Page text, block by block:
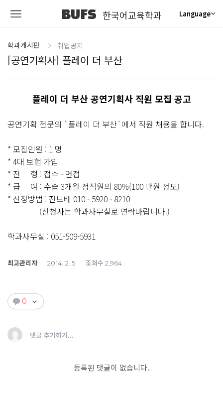
BUFS 한국어교육학과 Language
학과게시판 취업공지
[공연기획사] 플레이 더 부산
플레이 더 부산 공연기획사 직원 모집 공고
공연기획 전문의 `플레이 더 부산`에서 직원 채용을 합니다.
* 모집인원 : 1 명
* 4대 보험 가입
* 전 형 : 접수 - 면접
* 급 여 : 수습 3개월 정직원의 80%(100 만원 정도)
* 신청방법 : 전보배 010 - 5920 - 8210
(신청자는 학과사무실로 연락바랍니다.)
학과사무실 : 051-509-5931
최고관리자 2014. 2. 5 조회수 2,964
0
댓글 추가하기...
등록된 댓글이 없습니다.